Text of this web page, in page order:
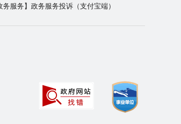
务服务】政务服务投诉（支付宝端）